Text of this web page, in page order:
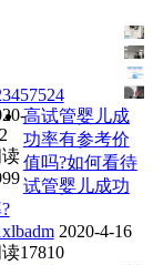
高试管婴儿成
功率有参考价
值吗?如何看待
试管婴儿成功
2020-4-16
17810